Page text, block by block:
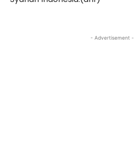
- Advertisement -